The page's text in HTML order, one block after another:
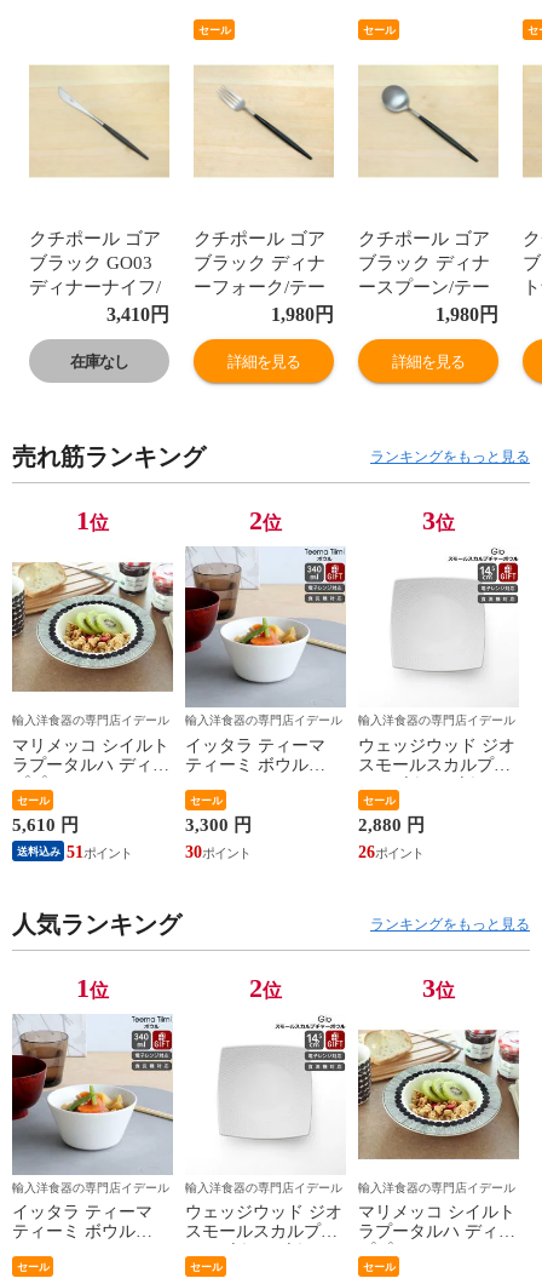
クチポール ゴア
ブラック GO03
ディナーナイフ/
テーブルナイフ
Cutipol GOA 正規
販売代理店 カト
ラリー ブラッシ
Cutipol】【食器
カトラリー】
3,410円
在庫なし
セール
クチポール ゴア
ブラック ディナ
ーフォーク/テー
ブルフォーク
Cutipol GOA 正規
販売代理店 カト
ラリー ブラッシ
Cutipol】【食器
カトラリー】
1,980円
詳細を見る
セール
クチポール ゴア
ブラック ディナ
ースプーン/テー
ブルスプーン
Cutipol GOA 正規
販売代理店 カト
ラリー ブラッシ
Cutipol】【食器
カトラリー】
1,980円
詳細を見る
セ
売れ筋ランキング ランキングをもっと見る
1位
輸入洋食器の専門店イデール
マリメッコ シイルト
ラプータルハ ディー
ププレート20cm ホワ
イト/ブラック
marimekko
SIIRTOLAPUUTARHA
パスタプレート 結婚
リメッコ】【食器 カ
トラリー】【ギフ
セール
5,610 円
送料込み 51
2位
輸入洋食器の専門店イデール
イッタラ ティーマ
ティーミ ボウル
Tiimi 耐熱 電子レン
ジ対応 ギフト 結婚
祝い プレゼント 贈
り物 【iittala イッタ
セール
3,300 円
30
3位
輸入洋食器の専門店イデール
ウェッジウッド ジオ
スモールスカルプチ
ャーボウル ボウル
ギフト 結婚祝い プ
レゼント 贈り物
【食器 カトラリー】
【ギフト】
セール
2,880 円
26
人気ランキング ランキングをもっと見る
1位
輸入洋食器の専門店イデール
イッタラ ティーマ
ティーミ ボウル
Tiimi 耐熱 電子レン
セール
2位
輸入洋食器の専門店イデール
ウェッジウッド ジオ
スモールスカルプチ
ギフト 結婚祝い プ
セール
3位
輸入洋食器の専門店イデール
マリメッコ シイルト
ラプータルハ ディー
イト/ブラック
セール